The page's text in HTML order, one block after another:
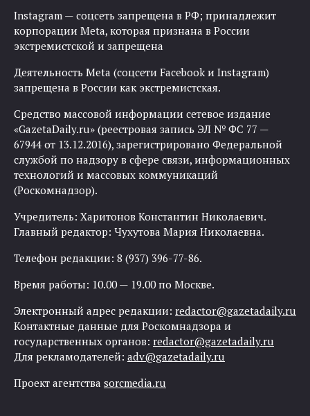
Instagram — соцсеть запрещена в РФ; принадлежит
корпорации Meta, которая признана в России
экстремистской и запрещена
Деятельность Meta (соцсети Facebook и Instagram)
запрещена в России как экстремистская.
Средство массовой информации сетевое издание
«GazetaDaily.ru» (реестровая запись ЭЛ № ФС 77 —
67944 от 13.12.2016), зарегистрировано Федеральной
службой по надзору в сфере связи, информационных
технологий и массовых коммуникаций
(Роскомнадзор).
Учредитель: Харитонов Константин Николаевич.
Главный редактор: Чухутова Мария Николаевна.
Телефон редакции: 8 (937) 396-77-86.
Время работы: 10.00 — 19.00 по Москве.
Электронный адрес редакции: redactor@gazetadaily.ru
Контактные данные для Роскомнадзора и
государственных органов: redactor@gazetadaily.ru
Для рекламодателей: adv@gazetadaily.ru
Проект агентства sorcmedia.ru